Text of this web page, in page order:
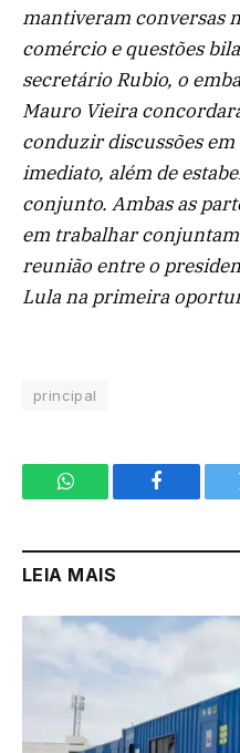
mantiveram conversas
comércio e questões
secretário Rubio, o
Mauro Vieira
conduzir discussões
imediato, além de
conjunto. Ambas as
em trabalhar
reunião entre o
Lula na primeira
principal
WhatsApp Facebook
LEIA MAIS